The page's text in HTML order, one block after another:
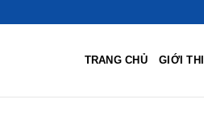
TRANG CHỦ GIỚI